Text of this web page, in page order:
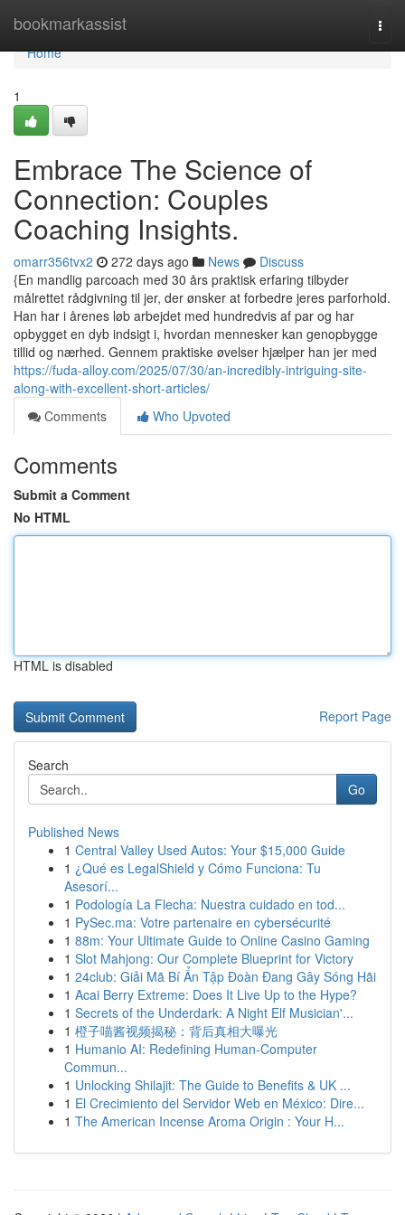
bookmarkassist
Home
Home
1
Embrace The Science of
Connection: Couples
Coaching Insights.
omarr356tvx2 272 days ago News
Discuss
{En mandlig parcoach med 30 års praktisk erfaring tilbyder
målrettet rådgivning til jer, der ønsker at forbedre jeres parforhold.
Han har i årenes løb arbejdet med hundredvis af par og har
opbygget en dyb indsigt i, hvordan mennesker kan genopbygge
tillid og nærhed. Gennem praktiske øvelser hjælper han jer med
https://fuda-alloy.com/2025/07/30/an-incredibly-intriguing-site-
along-with-excellent-short-articles/
Comments
Who Upvoted
Comments
Submit a Comment
No HTML
HTML is disabled
Report Page
Search
Go
Published News
1 Central Valley Used Autos: Your $15,000 Guide
1 ¿Qué es LegalShield y Cómo Funciona: Tu
Asesorí...
1 Podología La Flecha: Nuestra cuidado en tod...
1 PySec.ma: Votre partenaire en cybersécurité
1 88m: Your Ultimate Guide to Online Casino Gaming
1 Slot Mahjong: Our Complete Blueprint for Victory
1 24club: Giải Mã Bí Ẩn Tập Đoàn Đang Gây Sóng Hãi
1 Acai Berry Extreme: Does It Live Up to the Hype?
1 Secrets of the Underdark: A Night Elf Musician'...
1 橙子喵酱视频揭秘：背后真相大曝光
1 Humanio AI: Redefining Human-Computer
Commun...
1 Unlocking Shilajit: The Guide to Benefits & UK ...
1 El Crecimiento del Servidor Web en México: Dire...
1 The American Incense Aroma Origin : Your H...